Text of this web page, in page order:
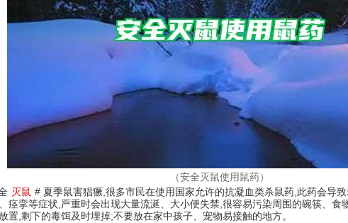
（安全灭鼠使用鼠药）
灭鼠 # 夏季鼠害猖獗,很多市民在使用国家允许的抗凝血类杀鼠药,此药会导致
痉挛等症状,严重时会出现大量流涎、大小便失禁,很容易污染周围的碗筷、食
置,剩下的毒饵及时埋掉;不要放在家中孩子、宠物易接触的地方。